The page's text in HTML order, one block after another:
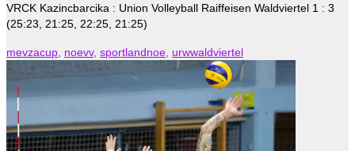
VRCK Kazincbarcika : Union Volleyball Raiffeisen Waldviertel 1 : 3
(25:23, 21:25, 22:25, 21:25)
mevzacup noevv, sportlandnoe urwwaldviertel